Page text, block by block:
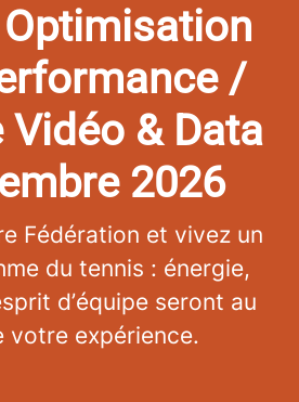
/
& Data
2026
Fédération et vivez un
du tennis : énergie,
d’équipe seront au
expérience.